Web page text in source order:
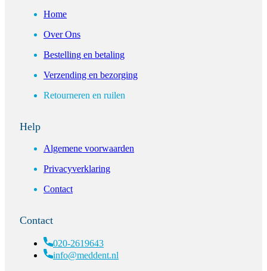
Home
Over Ons
Bestelling en betaling
Verzending en bezorging
Retourneren en ruilen
Help
Algemene voorwaarden
Privacyverklaring
Contact
Contact
020-2619643
info@meddent.nl